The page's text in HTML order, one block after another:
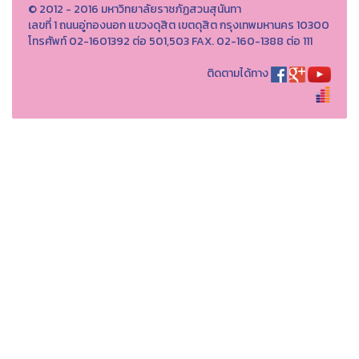
© 2012 - 2016 มหาวิทยาลัยราชภัฏสวนสุนันทา
เลขที่ 1 ถนนอู่ทองนอก แขวงดุสิต เขตดุสิต กรุงเทพมหานคร 10300
โทรศัพท์ 02-1601392 ต่อ 501,503 FAX. 02-160-1388 ต่อ 111
ติดตามได้ทาง